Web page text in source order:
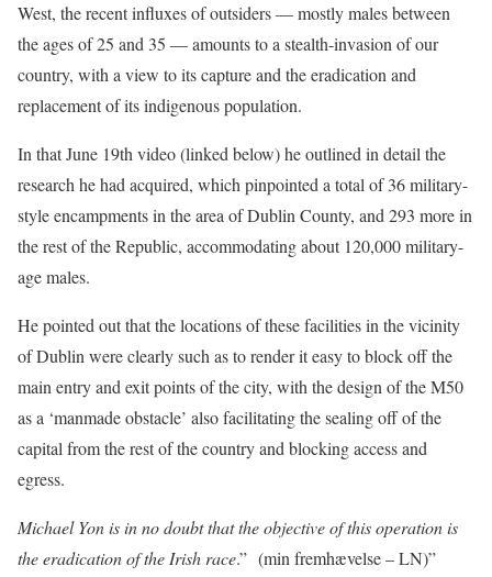
West, the recent influxes of outsiders — mostly males between
the ages of 25 and 35 — amounts to a stealth-invasion of our
country, with a view to its capture and the eradication and
replacement of its indigenous population.
In that June 19th video (linked below) he outlined in detail the
research he had acquired, which pinpointed a total of 36 military-
style encampments in the area of Dublin County, and 293 more in
the rest of the Republic, accommodating about 120,000 military-
age males.
He pointed out that the locations of these facilities in the vicinity
of Dublin were clearly such as to render it easy to block off the
main entry and exit points of the city, with the design of the M50
as a ‘manmade obstacle’ also facilitating the sealing off of the
capital from the rest of the country and blocking access and
egress.
Michael Yon is in no doubt that the objective of this operation is
the eradication of the Irish race.” (min fremhævelse – LN)”